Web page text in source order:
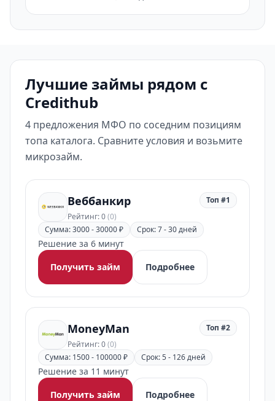
Лучшие займы рядом с
Credithub
4 предложения МФО по соседним позициям
топа каталога. Сравните условия и возьмите
микрозайм.
Веббанкир
Рейтинг: 0(0)
Топ #1
Сумма: 3000 - 30000 ₽ Срок: 7 - 30 дней
Решение за 6 минут
Получить займ
Подробнее
MoneyMan
Рейтинг: 0(0)
Топ #2
Сумма: 1500 - 100000 ₽ Срок: 5 - 126 дней
Решение за 11 минут
Получить займ
Подробнее